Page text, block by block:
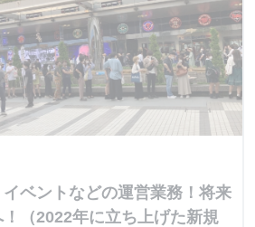
イベントなどの運営業務！将来
（2022年に立ち上げた新規